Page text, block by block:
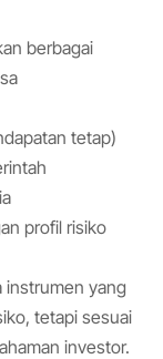
berbagai
tetap)
profil risiko
instrumen yang
tetapi sesuai
investor.